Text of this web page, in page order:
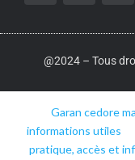
@2024 – Tous
Garan cedore
informations utiles
pratique, accès et